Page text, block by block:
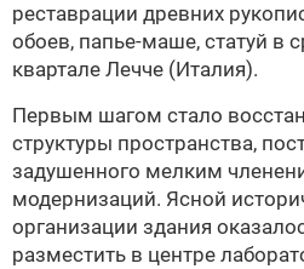
реставрации древних
обоев, папье-маше, статуй в
квартале Лечче (Италия).
Первым шагом стало
структуры пространства,
задушенного мелким
модернизаций. Ясной
организации здания
разместить в центре